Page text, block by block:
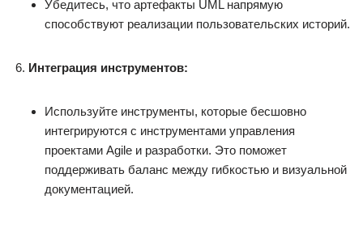
Убедитесь, что артефакты UML напрямую
способствуют реализации пользовательских историй.
Интеграция инструментов:
Используйте инструменты, которые бесшовно
интегрируются с инструментами управления
проектами Agile и разработки. Это поможет
поддерживать баланс между гибкостью и визуальной
документацией.